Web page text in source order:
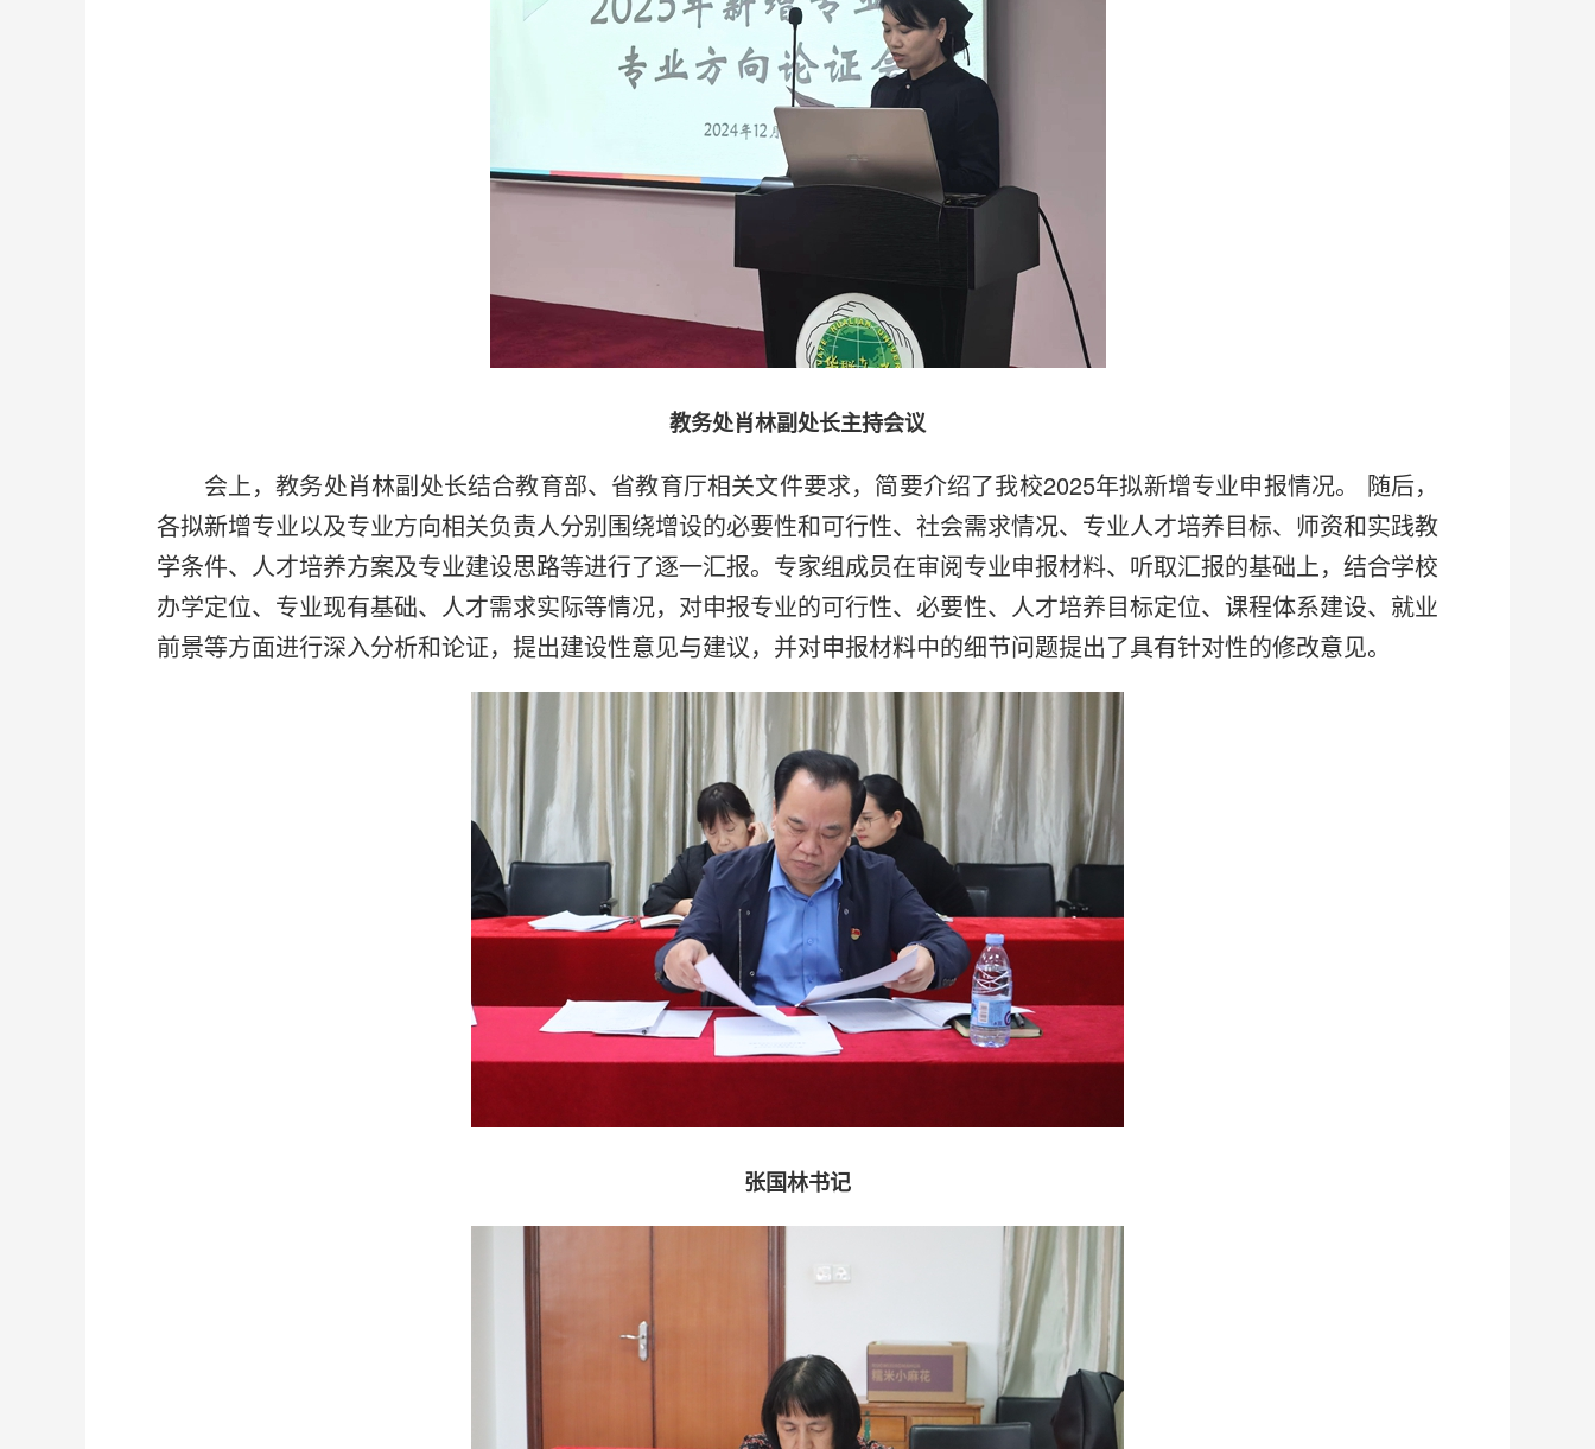
教务处肖林副处长主持会议
会上，教务处肖林副处长结合教育部、省教育厅相关文件要求，简要介绍了我校2025年拟新增专业申报情况。 随后，
各拟新增专业以及专业方向相关负责人分别围绕增设的必要性和可行性、社会需求情况、专业人才培养目标、师资和实践教
学条件、人才培养方案及专业建设思路等进行了逐一汇报。专家组成员在审阅专业申报材料、听取汇报的基础上，结合学校
办学定位、专业现有基础、人才需求实际等情况，对申报专业的可行性、必要性、人才培养目标定位、课程体系建设、就业
前景等方面进行深入分析和论证，提出建设性意见与建议，并对申报材料中的细节问题提出了具有针对性的修改意见。
张国林书记